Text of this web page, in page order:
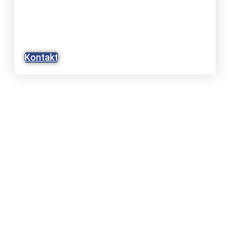
Kontakt